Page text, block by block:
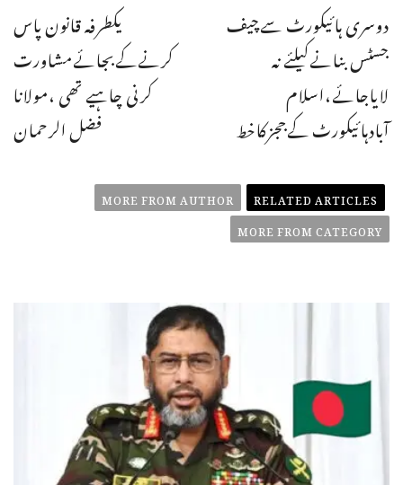
یکطرفہ قانون پاس
کرنےکےبجائےمشاورت
کرنی چاہیے تھی ،مولانا
فضل الرحمان
دوسری ہائیکورٹ سےچیف
جسٹس بنانےکیلئے نہ
لایاجائے،اسلام
آبادہائیکورٹ کےججزکاخط
RELATED ARTICLES
MORE FROM AUTHOR
MORE FROM CATEGORY